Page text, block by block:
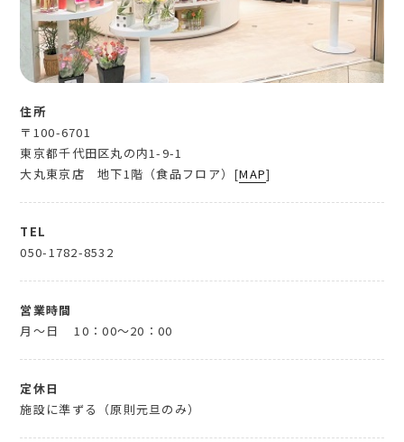
住所
〒100-6701
東京都千代田区丸の内1-9-1
大丸東京店 地下1階（食品フロア）[MAP]
TEL
050-1782-8532
営業時間
月～日
10：00～20：00
定休日
施設に準ずる（原則元旦のみ）